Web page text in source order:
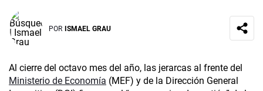
POR ISMAEL GRAU
Al cierre del octavo mes del año, las jerarcas al frente del
Ministerio de Economía (MEF) y de la Dirección General